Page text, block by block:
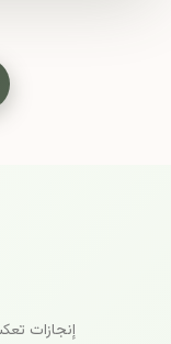
إنجازات